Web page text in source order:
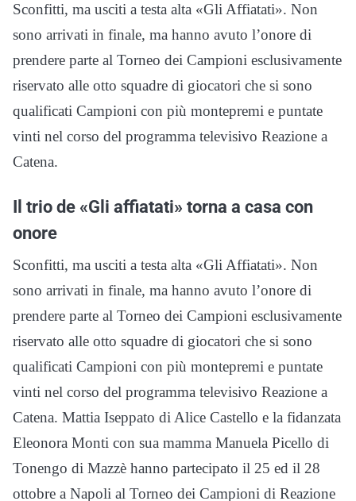
Sconfitti, ma usciti a testa alta «Gli Affiatati». Non
sono arrivati in finale, ma hanno avuto l’onore di
prendere parte al Torneo dei Campioni esclusivamente
riservato alle otto squadre di giocatori che si sono
qualificati Campioni con più montepremi e puntate
vinti nel corso del programma televisivo Reazione a
Catena.
Il trio de «Gli affiatati» torna a casa con
onore
Sconfitti, ma usciti a testa alta «Gli Affiatati». Non
sono arrivati in finale, ma hanno avuto l’onore di
prendere parte al Torneo dei Campioni esclusivamente
riservato alle otto squadre di giocatori che si sono
qualificati Campioni con più montepremi e puntate
vinti nel corso del programma televisivo Reazione a
Catena. Mattia Iseppato di Alice Castello e la fidanzata
Eleonora Monti con sua mamma Manuela Picello di
Tonengo di Mazzè hanno partecipato il 25 ed il 28
ottobre a Napoli al Torneo dei Campioni di Reazione